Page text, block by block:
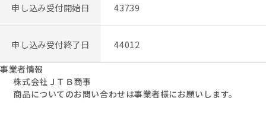
申し込み受付開始日 43739
申し込み受付終了日 44012
事業者情報
株式会社ＪＴＢ商事
商品についてのお問い合わせは事業者様にお願いします。